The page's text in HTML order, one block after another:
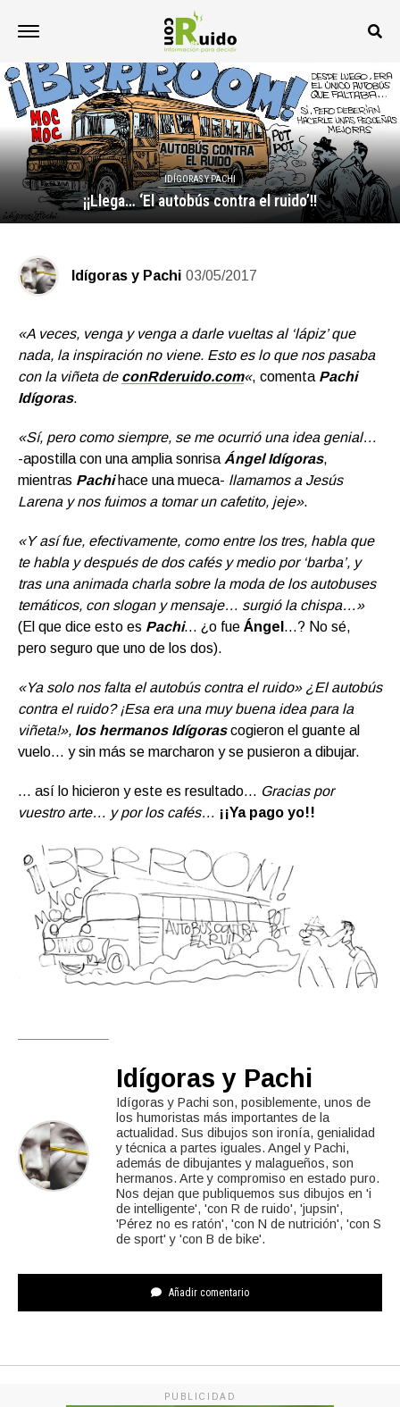
IDÍGORAS Y PACHI
¡¡Llega… ‘El autobús contra el ruido’!!
Idígoras y Pachi 03/05/2017
«A veces, venga y venga a darle vueltas al ‘lápiz’ que
nada, la inspiración no viene. Esto es lo que nos pasaba
con la viñeta de conRderuido.com«, comenta Pachi
Idígoras.
«Sí, pero como siempre, se me ocurrió una idea genial…
-apostilla con una amplia sonrisa Ángel Idígoras,
mientras Pachihace una mueca- llamamos a Jesús
Larena y nos fuimos a tomar un cafetito, jeje».
«Y así fue, efectivamente, como entre los tres, habla que
te habla y después de dos cafés y medio por ‘barba’, y
tras una animada charla sobre la moda de los autobuses
temáticos, con slogan y mensaje… surgió la chispa…»
(El que dice esto es Pachi… ¿o fue Ángel …? No sé,
pero seguro que uno de los dos).
«Ya solo nos falta el autobús contra el ruido» ¿El autobús
contra el ruido? ¡Esa era una muy buena idea para la
viñeta!», los hermanos Idígoras cogieron el guante al
vuelo… y sin más se marcharon y se pusieron a dibujar.
… así lo hicieron y este es resultado… Gracias por
vuestro arte… y por los cafés… ¡¡Ya pago yo!!
Idígoras y Pachi
Idígoras y Pachi son, posiblemente, unos de
los humoristas más importantes de la
actualidad. Sus dibujos son ironía, genialidad
y técnica a partes iguales. Angel y Pachi,
además de dibujantes y malagueños, son
hermanos. Arte y compromiso en estado puro.
Nos dejan que publiquemos sus dibujos en 'i
de intelligente', 'con R de ruido', 'jupsin',
'Pérez no es ratón', 'con N de nutrición', 'con S
de sport' y 'con B de bike'.
Añadir comentario
PUBLICIDAD